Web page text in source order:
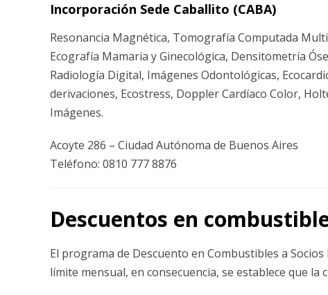
Incorporación Sede Caballito (CABA)
Resonancia Magnética, Tomografía Computada
Ecografía Mamaria y Ginecológica, Densitometría
Radiología Digital, Imágenes Odontológicas,
derivaciones, Ecostress, Doppler Cardíaco Color,
Imágenes.
Acoyte 286 – Ciudad Autónoma de Buenos Aires
Teléfono: 0810 777 8876
Descuentos en
El programa de Descuento en Combustibles a
límite mensual, en consecuencia, se establece que la